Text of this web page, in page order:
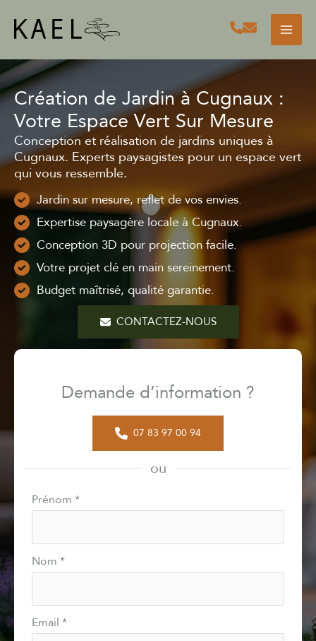
Création de Jardin à Cugnaux :
Votre Espace Vert Sur Mesure
Conception et réalisation de jardins uniques à
Cugnaux. Experts paysagistes pour un espace vert
qui vous ressemble.
Jardin sur mesure, reflet de vos envies.
Expertise paysagère locale à Cugnaux.
Conception 3D pour projection facile.
Votre projet clé en main sereinement.
Budget maîtrisé, qualité garantie.
CONTACTEZ-NOUS
Demande d’information ?
07 83 97 00 94
ou
Formulaire
avec
téléphone
Prénom *
Nom *
Email *